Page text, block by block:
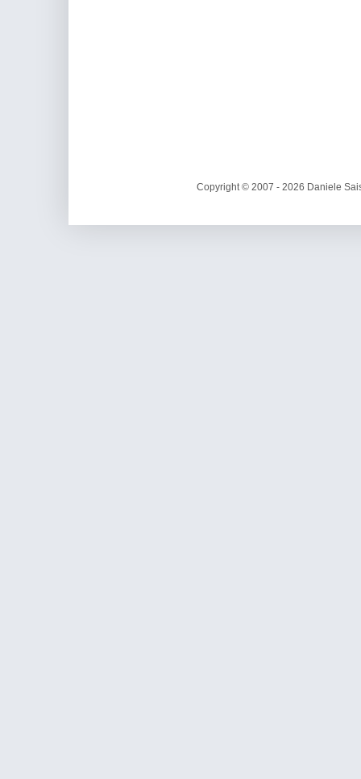
Copyright © 2007 - 2026 Daniele